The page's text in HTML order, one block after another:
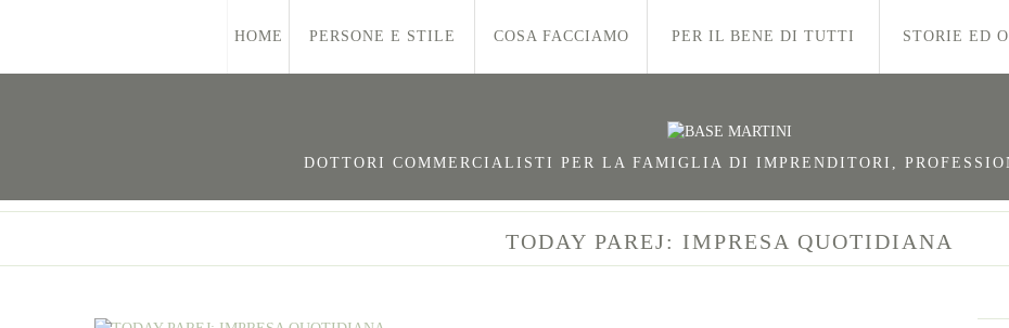
HOME PERSONE E STILE COSA FACCIAMO PER IL BENE DI TUTTI STORIE ED
DOTTORI COMMERCIALISTI PER LA FAMIGLIA DI IMPRENDITORI,
TODAY PAREJ: IMPRESA QUOTIDIANA